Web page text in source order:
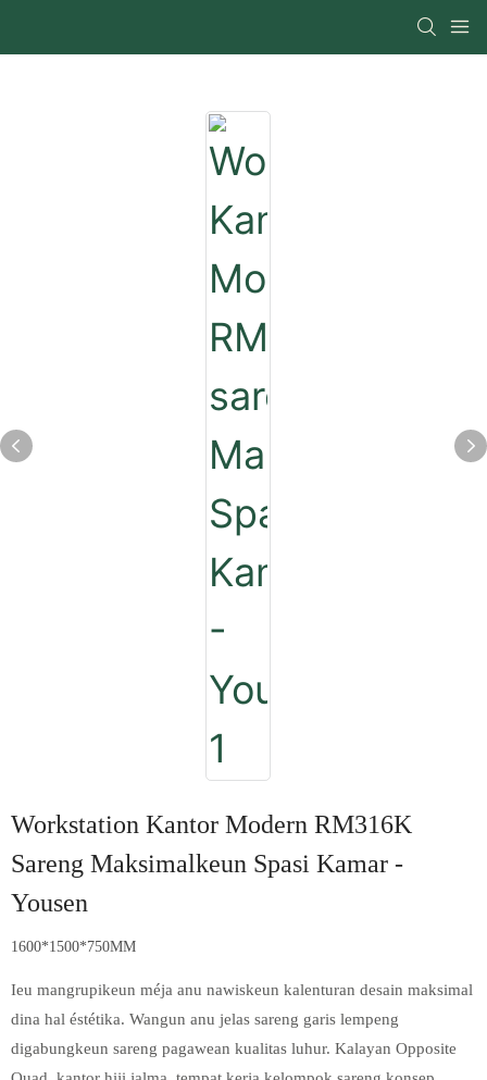
Workstation Kantor Modern RM316K
Sareng Maksimalkeun Spasi Kamar -
Yousen
1600*1500*750MM
Ieu mangrupikeun méja anu nawiskeun kalenturan desain maksimal
dina hal éstétika. Wangun anu jelas sareng garis lempeng
digabungkeun sareng pagawean kualitas luhur. Kalayan Opposite